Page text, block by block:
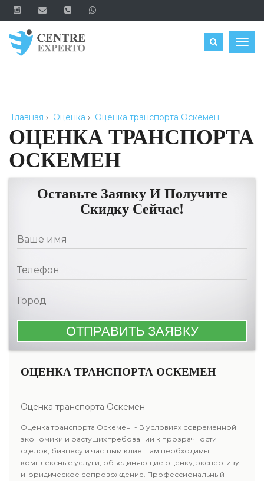
ЗАКАЗАТЬ
Главная › Оценка › Оценка транспорта Оскемен
ОЦЕНКА ТРАНСПОРТА
ОСКЕМЕН
Оставьте Заявку И Получите
Скидку Сейчас!
ОЦЕНКА ТРАНСПОРТА ОСКЕМЕН
Оценка транспорта Оскемен
Оценка транспорта Оскемен - В условиях современной
экономики и растущих требований к прозрачности
сделок, бизнесу и частным клиентам необходимы
комплексные услуги, объединяющие оценку, экспертизу
и юридическое сопровождение. Профессиональный